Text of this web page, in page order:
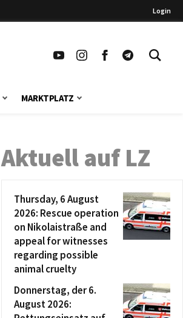
Login
MARKTPLATZ
Aktuell auf LZ
Thursday, 6 August
2026: Rescue operation
on Nikolaistraße and
appeal for witnesses
regarding possible
animal cruelty
Donnerstag, der 6.
August 2026: